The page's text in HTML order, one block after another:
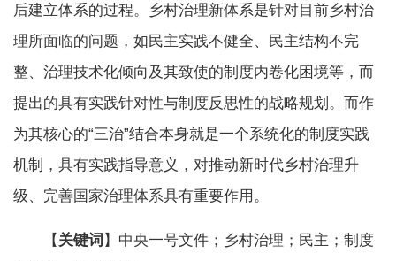
后建立体系的过程。乡村治理新体系是针对目前乡村治
理所面临的问题，如民主实践不健全、民主结构不完
整、治理技术化倾向及其致使的制度内卷化困境等，而
提出的具有实践针对性与制度反思性的战略规划。而作
为其核心的“三治”结合本身就是一个系统化的制度实践
机制，具有实践指导意义，对推动新时代乡村治理升
级、完善国家治理体系具有重要作用。
【 关键词 】中央一号文件；乡村治理；民主；制度